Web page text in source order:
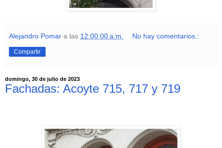
Alejandro Pomar a las 12:00:00 a.m. No hay comentarios.:
Compartir
domingo, 30 de julio de 2023
Fachadas: Acoyte 715, 717 y 719